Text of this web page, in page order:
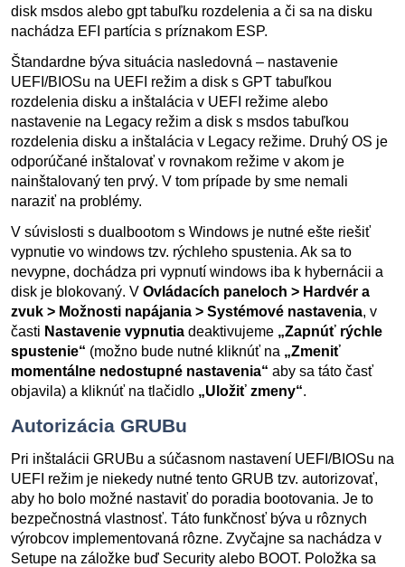
disk msdos alebo gpt tabuľku rozdelenia a či sa na disku
nachádza EFI partícia s príznakom ESP.
Štandardne býva situácia nasledovná – nastavenie
UEFI/BIOSu na UEFI režim a disk s GPT tabuľkou
rozdelenia disku a inštalácia v UEFI režime alebo
nastavenie na Legacy režim a disk s msdos tabuľkou
rozdelenia disku a inštalácia v Legacy režime. Druhý OS je
odporúčané inštalovať v rovnakom režime v akom je
nainštalovaný ten prvý. V tom prípade by sme nemali
naraziť na problémy.
V súvislosti s dualbootom s Windows je nutné ešte riešiť
vypnutie vo windows tzv. rýchleho spustenia. Ak sa to
nevypne, dochádza pri vypnutí windows iba k hybernácii a
disk je blokovaný. V Ovládacích paneloch > Hardvér a
zvuk > Možnosti napájania > Systémové nastavenia, v
časti Nastavenie vypnutia deaktivujeme „Zapnúť rýchle
spustenie“ (možno bude nutné kliknúť na „Zmeniť
momentálne nedostupné nastavenia“ aby sa táto časť
objavila) a kliknúť na tlačidlo „Uložiť zmeny“.
Autorizácia GRUBu
Pri inštalácii GRUBu a súčasnom nastavení UEFI/BIOSu na
UEFI režim je niekedy nutné tento GRUB tzv. autorizovať,
aby ho bolo možné nastaviť do poradia bootovania. Je to
bezpečnostná vlastnosť. Táto funkčnosť býva u rôznych
výrobcov implementovaná rôzne. Zvyčajne sa nachádza v
Setupe na záložke buď Security alebo BOOT. Položka sa